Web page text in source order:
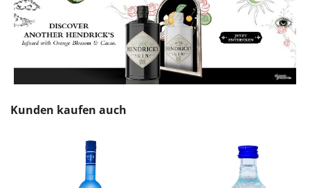
Produktgalerie überspringen
Kunden kaufen auch